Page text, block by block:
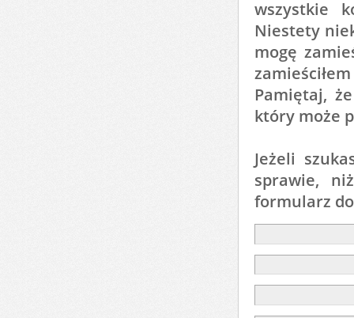
wszystkie
Niestety
mogę
Pamiętaj,
który może
Jeżeli
sprawie,
formularz